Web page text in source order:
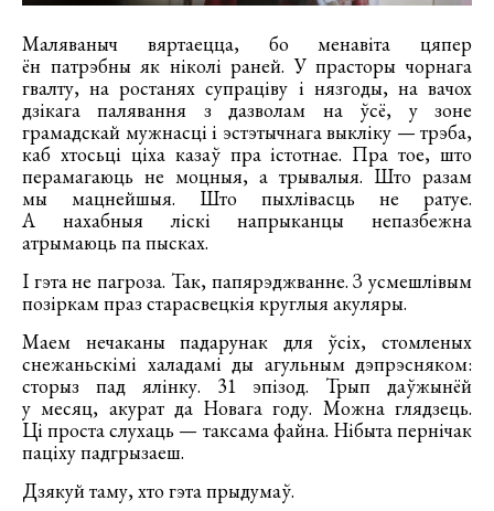
Маляваныч вяртаецца, бо менавіта цяпер
ён патрэбны як ніколі раней. У прасторы чорнага
гвалту, на ростанях супраціву і нязгоды, на вачох
дзікага палявання з дазволам на ўсё, у зоне
грамадскай мужнасці і эстэтычнага выкліку — трэба,
каб хтосьці ціха казаў пра істотнае. Пра тое, што
перамагаюць не моцныя, а трывалыя. Што разам
мы мацнейшыя. Што пыхлівасць не ратуе.
А нахабныя ліскі напрыканцы непазбежна
атрымаюць па пысках.
І гэта не пагроза. Так, папярэджванне. З усмешлівым
позіркам праз старасвецкія круглыя акуляры.
Маем нечаканы падарунак для ўсіх, стомленых
снежаньскімі халадамі ды агульным дэпрэсняком:
сторыз пад ялінку. 31 эпізод. Трып даўжынёй
у месяц, акурат да Новага году. Можна глядзець.
Ці проста слухаць — таксама файна. Нібыта пернічак
паціху падгрызаеш.
Дзякуй таму, хто гэта прыдумаў.